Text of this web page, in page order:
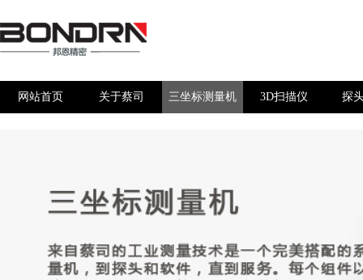
网站首页 关于蔡司 三坐标测量机 3D扫描仪 探